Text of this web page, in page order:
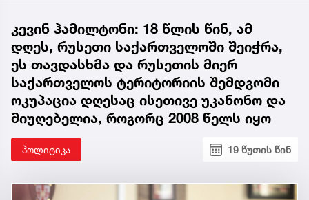
კევინ ჰამილტონი: 18 წლის წინ, ამ
დღეს, რუსეთი საქართველოში შეიჭრა,
ეს თავდასხმა და რუსეთის მიერ
საქართველოს ტერიტორიის შემდგომი
ოკუპაცია დღესაც ისეთივე უკანონო და
მიუღებელია, როგორც 2008 წელს იყო
პოლიტიკა 19 წუთის წინ